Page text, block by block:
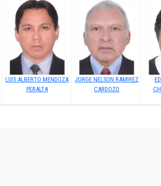
LUIS ALBERTO MENDOZA
PERALTA
JORGE NELSON RAMIREZ
CARDOZO